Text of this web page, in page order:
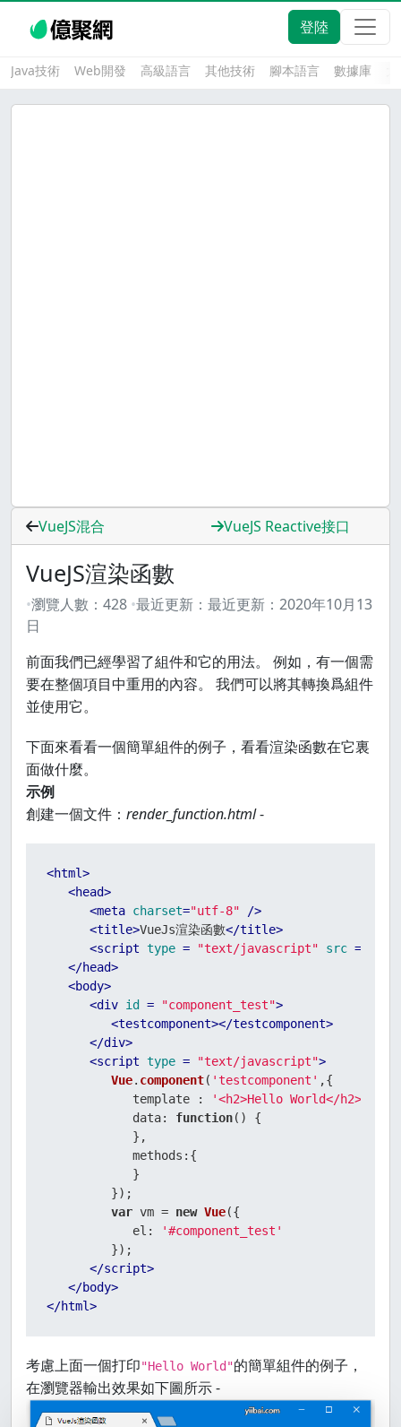
登陸
Java技術 Web開發 高級語言 其他技術 腳本語言 數據庫
VueJS混合 VueJS Reactive接口
VueJS渲染函數
瀏覽人數： 428 最近更新： 最近更新： 2020年10月13
日
前面我們已經學習了組件和它的用法。 例如，有一個需
要在整個項目中重用的內容。 我們可以將其轉換爲組件
並使用它。
下面來看看一個簡單組件的例子，看看渲染函數在它裏
面做什麼。
示例
創建一個文件： render_function.html-
<html>
<head>
<meta charset="utf-8" />
<title>VueJs渲染函數</title>
<script type = "text/javascript" src =
</head>
<body>
<div id = "component_test">
<testcomponent></testcomponent>
</div>
<script type = "text/javascript">
Vue. component( 'testcomponent' ,{
            template :
'<h2>Hello World</h2>'
data: function( ) {
            },
methods :{
            }
         });
var vm = new Vue({
el :
'#component_test'
         });
</script>
</body>
</html>
考慮上面一個打印"Hello World"的簡單組件的例子，
在瀏覽器輸出效果如下圖所示 -